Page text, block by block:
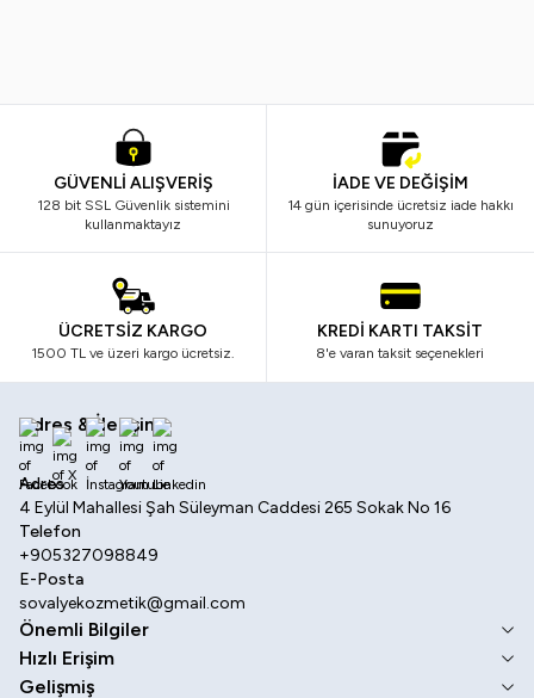
GÜVENLİ ALIŞVERİŞ
128 bit SSL Güvenlik sistemini
kullanmaktayız
İADE VE DEĞİŞİM
14 gün içerisinde ücretsiz iade hakkı
sunuyoruz
ÜCRETSİZ KARGO
1500 TL ve üzeri kargo ücretsiz.
KREDİ KARTI TAKSİT
8'e varan taksit seçenekleri
Adres & İletişim
Adres
4 Eylül Mahallesi Şah Süleyman Caddesi 265 Sokak No 16
Telefon
+905327098849
E-Posta
sovalyekozmetik@gmail.com
Facebook
X İnstagram
Youtube
Önemli Bilgiler
Hızlı Erişim
Gelişmiş